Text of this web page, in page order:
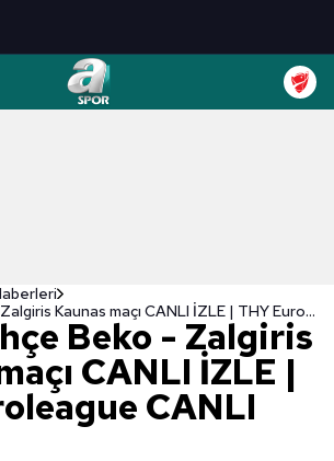
Fenerbahçe Beko - Zalgiris Kaunas maçı CANLI İZLE | THY Euroleague CANLI MAÇ
Beko - Zalgiris
CANLI İZLE |
CANLI